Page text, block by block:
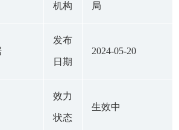
机构 局
发布
日期
2024-05-20
效力
状态
生效中